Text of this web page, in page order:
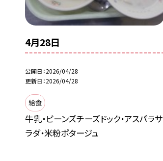
4月28日
公開日 2026/04/28
更新日 2026/04/28
給食
牛乳・ビーンズチーズドック・アスパラサ
ラダ・米粉ポタージュ